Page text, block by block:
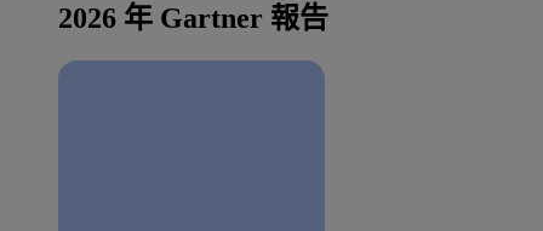
2026 年 Gartner 報告